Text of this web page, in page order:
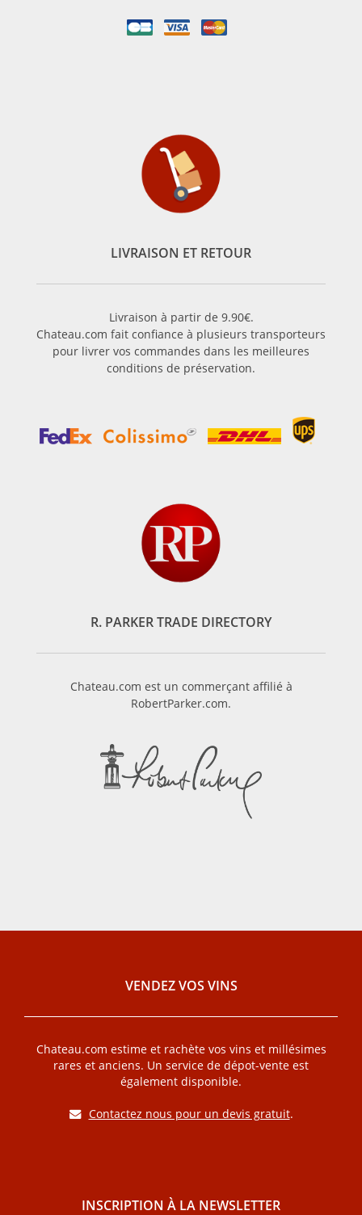
LIVRAISON ET RETOUR
Livraison à partir de 9.90€.
Chateau.com fait confiance à plusieurs transporteurs
pour livrer vos commandes dans les meilleures
conditions de préservation.
R. PARKER TRADE DIRECTORY
Chateau.com est un commerçant affilié à
RobertParker.com.
VENDEZ VOS VINS
Chateau.com estime et rachète vos vins et millésimes
rares et anciens. Un service de dépot-vente est
également disponible.
Contactez nous pour un devis gratuit.
INSCRIPTION À LA NEWSLETTER